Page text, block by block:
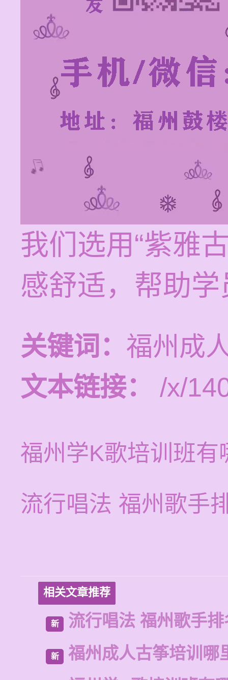
我们选用“紫雅
感舒适，帮助
关键词： 福州成
文本链接：
/x/
福州学K歌培训班有
流行唱法 福州歌手
相关文章推荐
新 流行唱法 福州歌手
新
福州成人古筝培训哪